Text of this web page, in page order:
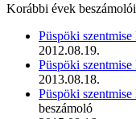
Korábbi évek
Püspöki szentmise
2012.08.19.
Püspöki szentmise
2013.08.18.
Püspöki szentmise
beszámoló